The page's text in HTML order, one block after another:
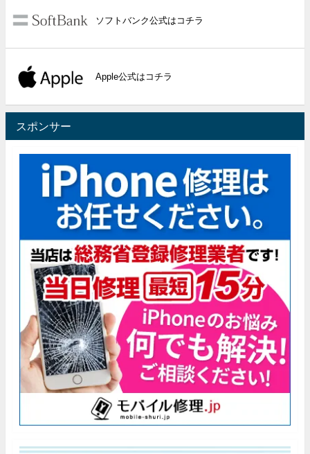
ソフトバンク公式はコチラ
Apple公式はコチラ
スポンサー